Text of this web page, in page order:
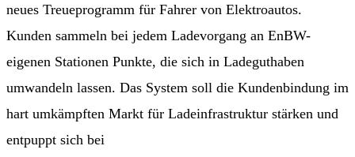
neues Treueprogramm für Fahrer von Elektroautos.
Kunden sammeln bei jedem Ladevorgang an EnBW-
eigenen Stationen Punkte, die sich in Ladeguthaben
umwandeln lassen. Das System soll die Kundenbindung im
hart umkämpften Markt für Ladeinfrastruktur stärken und
entpuppt sich bei